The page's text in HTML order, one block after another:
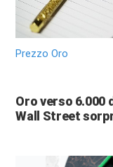
Prezzo Oro
Oro verso 6.000
Wall Street